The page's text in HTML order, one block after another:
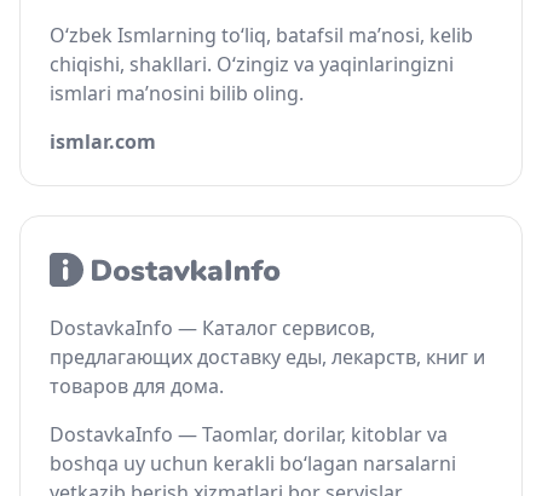
O‘zbek Ismlarning to‘liq, batafsil ma’nosi, kelib
chiqishi, shakllari. O‘zingiz va yaqinlaringizni
ismlari ma’nosini bilib oling.
ismlar.com
DostavkaInfo — Каталог сервисов,
предлагающих доставку еды, лекарств, книг и
товаров для дома.
DostavkaInfo — Taomlar, dorilar, kitoblar va
boshqa uy uchun kerakli bo‘lagan narsalarni